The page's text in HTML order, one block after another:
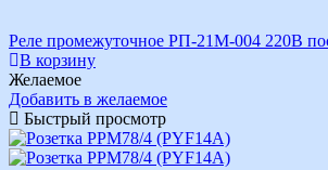
Реле промежуточное РП-21М-004 220В
В корзину
Желаемое
Добавить в желаемое
Быстрый просмотр